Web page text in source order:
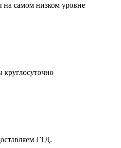
самом низком уровне
ГТД.